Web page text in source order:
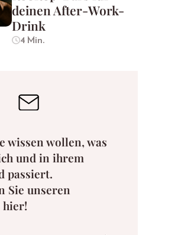
deinen After-Work-
Drink
4 Min.
wissen wollen, was
und in ihrem
passiert.
Sie unseren
hier!